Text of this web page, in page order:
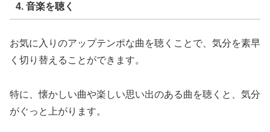
4. 音楽を聴く
お気に入りのアップテンポな曲を聴くことで、気分を素早
く切り替えることができます。
特に、懐かしい曲や楽しい思い出のある曲を聴くと、気分
がぐっと上がります。